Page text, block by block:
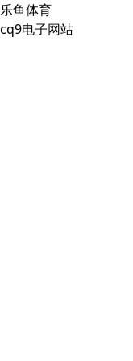
乐鱼体育
cq9电子网站